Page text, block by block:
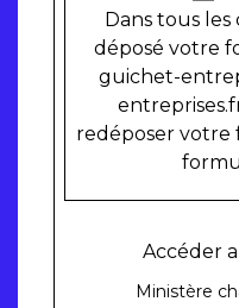
Dans tous les
déposé votre
guichet-
redéposer votre
Accéder
Ministère